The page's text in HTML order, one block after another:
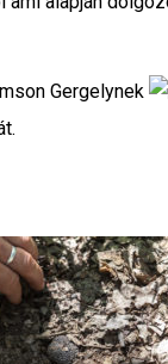
Gergelynek